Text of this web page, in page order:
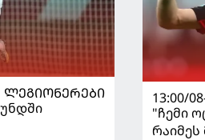
ᲚᲔᲒᲘᲝᲜᲔᲠᲔᲑᲘ
13:00/
"ჩემი